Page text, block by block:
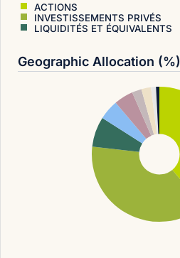
ACTIONS
INVESTISSEMENTS PRIVÉS
LIQUIDITÉS ET ÉQUIVALENTS
Geographic Allocation (%)